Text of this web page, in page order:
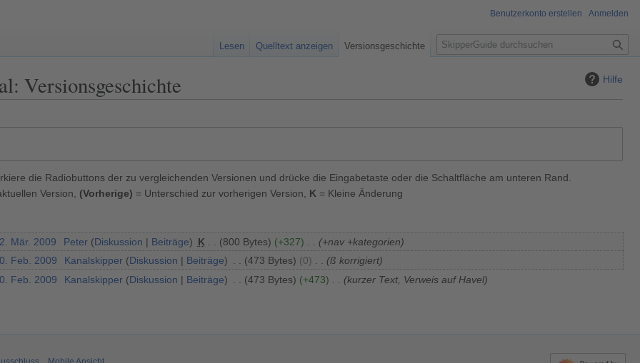
Hilfe
Versionsgeschichte
die Radiobuttons der zu vergleichenden Versionen und drücke die Eingabetaste oder die Schaltfläche am unteren Rand.
Version, (Vorherige) = Unterschied zur vorherigen Version, K = Kleine Änderung
Mär. 2009 Peter Diskussion Beiträge K 800 Bytes +327
+nav +kategorien
Feb. 2009 Kanalskipper Diskussion Beiträge 473 Bytes 0
ß korrigiert
Feb. 2009 Kanalskipper Diskussion Beiträge 473 Bytes +473 kurzer Text, Verweis auf Havel
Benutzerkonto erstellen Anmelden
Lesen Quelltext anzeigen Versionsgeschichte
S
u
e